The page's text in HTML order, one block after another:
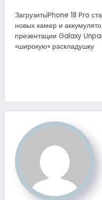
ЗагрузитьiPhone 18 Pro
новых камер и
презентации Galaxy
«широкую» раскладушку